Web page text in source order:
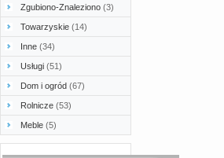
Zgubiono-Znaleziono (3)
Towarzyskie (14)
Inne (34)
Usługi (51)
Dom i ogród (67)
Rolnicze (53)
Meble (5)